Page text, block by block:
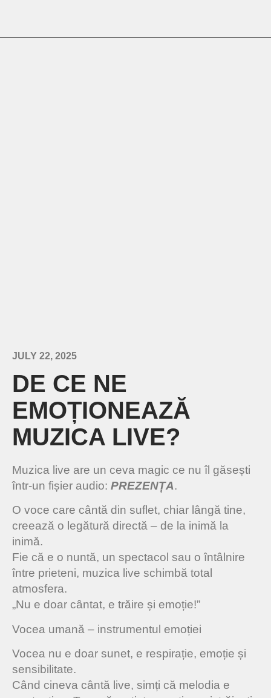
JULY 22, 2025
DE CE NE
EMOȚIONEAZĂ
MUZICA LIVE?
Muzica live are un ceva magic ce nu îl găsești
într-un fișier audio: PREZENȚA.
O voce care cântă din suflet, chiar lângă tine,
creează o legătură directă – de la inimă la
inimă.
Fie că e o nuntă, un spectacol sau o întâlnire
între prieteni, muzica live schimbă total
atmosfera.
„Nu e doar cântat, e trăire și emoție!”
Vocea umană – instrumentul emoției
Vocea nu e doar sunet, e respirație, emoție și
sensibilitate.
Când cineva cântă live, simți că melodia e